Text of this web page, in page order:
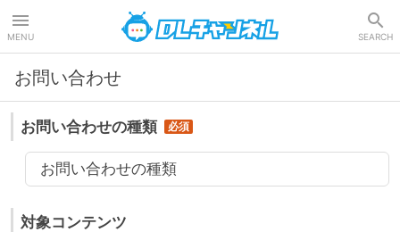
MENU SEARCH
お問い合わせ
お問い合わせの種類
お問い合わせの種類
対象コンテンツ